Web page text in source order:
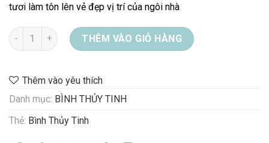
tươi làm tôn lên vẻ đẹp vị trí của ngôi nhà
Thủy tinh mắt ngọc mờ 62-F12-2074 số lượng
THÊM VÀO GIỎ HÀNG
Thêm vào yêu thích
Danh mục: BÌNH THỦY TINH
Thẻ: Bình Thủy Tinh